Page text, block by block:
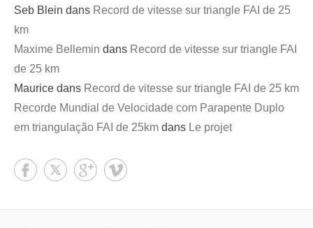
Seb Blein dans Record de vitesse sur triangle FAI de 25
km
Maxime Bellemin dans Record de vitesse sur triangle FAI
de 25 km
Maurice dans Record de vitesse sur triangle FAI de 25 km
Recorde Mundial de Velocidade com Parapente Duplo
em triangulação FAI de 25km dans Le projet